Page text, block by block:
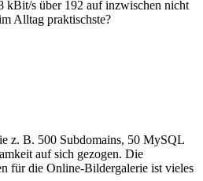
kBit/s über 192 auf inzwischen nicht
Alltag praktischste?
z. B. 500 Subdomains, 50 MySQL
auf sich gezogen. Die
für die Online-Bildergalerie ist vieles